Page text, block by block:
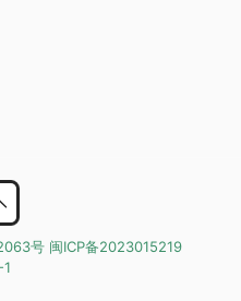
号 闽ICP备2023015219